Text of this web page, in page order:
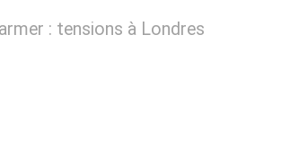
: tensions à Londres